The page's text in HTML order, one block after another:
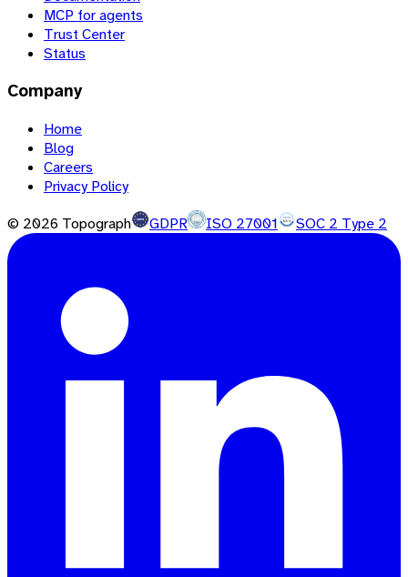
MCP for agents
Trust Center
Status
Company
Home
Blog
Careers
Privacy Policy
© 2026 Topograph GDPR ISO 27001 SOC 2 Type 2